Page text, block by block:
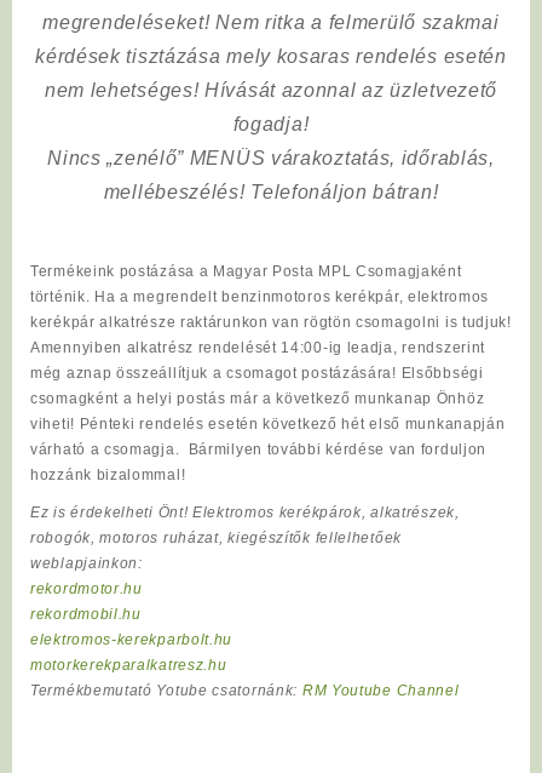
megrendeléseket! Nem ritka a felmerülő szakmai
kérdések tisztázása mely kosaras rendelés esetén
nem lehetséges! Hívását azonnal az üzletvezető
fogadja!
Nincs „zenélő” MENÜS várakoztatás, időrablás,
mellébeszélés! Telefonáljon bátran!
Termékeink postázása a Magyar Posta MPL Csomagjaként
történik. Ha a megrendelt benzinmotoros kerékpár, elektromos
kerékpár alkatrésze raktárunkon van rögtön csomagolni is tudjuk!
Amennyiben alkatrész rendelését 14:00-ig leadja, rendszerint
még aznap összeállítjuk a csomagot postázására! Elsőbbségi
csomagként a helyi postás már a következő munkanap Önhöz
viheti! Pénteki rendelés esetén következő hét első munkanapján
várható a csomagja. Bármilyen további kérdése van forduljon
hozzánk bizalommal!
Ez is érdekelheti Önt! Elektromos kerékpárok, alkatrészek,
robogók, motoros ruházat, kiegészítők fellelhetőek
weblapjainkon:
rekordmotor.hu
rekordmobil.hu
elektromos-kerekparbolt.hu
motorkerekparalkatresz.hu
Termékbemutató Yotube csatornánk: RM Youtube Channel